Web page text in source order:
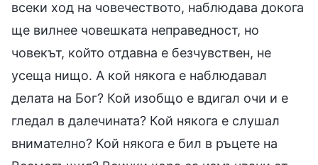
всеки ход на човечеството, наблюдава докога
ще вилнее човешката неправедност, но
човекът, който отдавна е безчувствен, не
усеща нищо. А кой някога е наблюдавал
делата на Бог? Кой изобщо е вдигал очи и е
гледал в далечината? Кой някога е слушал
внимателно? Кой някога е бил в ръцете на